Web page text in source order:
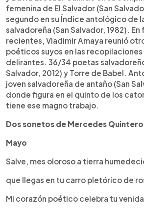
femenina de El Salvador (San
segundo en su Índice antológico de
salvadoreña (San Salvador, 1982). En
recientes, Vladimir Amaya reunió
poéticos suyos en las
delirantes. 36/34 poetas
Salvador, 2012) y Torre de Babel.
joven salvadoreña de antaño (San
donde figura en el quinto de los
tiene ese magno trabajo.
Dos sonetos de Mercedes Quintero
Mayo
Salve, mes oloroso a tierra
que llegas en tu carro pletórico de
Mi corazón poético celebra tu venida